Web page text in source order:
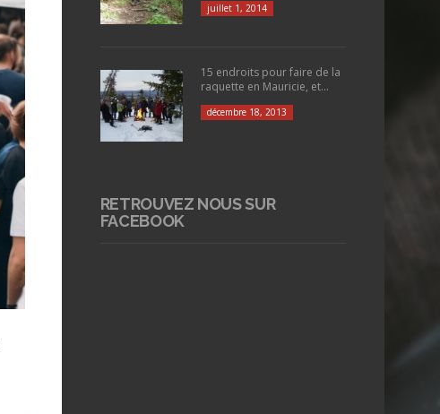
juillet 1, 2014
15 endroits pour faire de la
raquette en Mauricie, et...
décembre 18, 2013
RETROUVEZ NOUS SUR
FACEBOOK